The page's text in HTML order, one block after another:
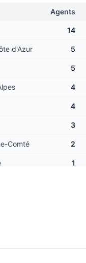
Agents
14
d'Azur 5
5
4
4
3
Comté 2
1